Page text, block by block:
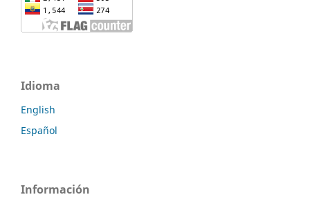
Idioma
English
Español
Información